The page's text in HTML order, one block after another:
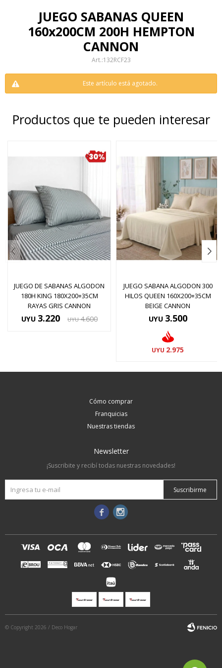
JUEGO SABANAS QUEEN
160x200CM 200H HEMPTON
CANNON
132RCF23
Este artículo está agotado.
Productos que te pueden interesar
JUEGO DE SABANAS ALGODON
180H KING 180X200+35CM
RAYAS GRIS CANNON
UYU 3.220 UYU 4.600
JUEGO SABANA ALGODON 300
HILOS QUEEN 160X200+35CM
BEIGE CANNON
UYU 3.500
UYU 2.975
Cómo comprar
Franquicias
Nuestras tiendas
Newsletter
¡Suscribite y recibí todas nuestras novedades!
Suscribirme
 
© Copyright 2026 / Deco Hogar